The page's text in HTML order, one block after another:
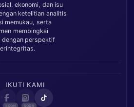
ekonomi, dan isu
ketelitian analitis
memukau, serta
membingkai
dengan perspektif
IKUTI KAMI